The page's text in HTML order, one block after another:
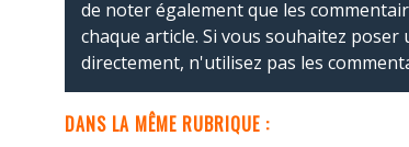
de noter également que les
chaque article. Si vous souhaitez
directement, n'utilisez pas les
DANS LA MÊME RUBRIQUE :